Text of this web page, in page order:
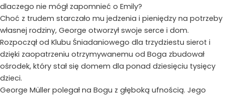
dlaczego nie mógł zapomnieć o Emily?
Choć z trudem starczało mu jedzenia i pieniędzy na potrzeby
własnej rodziny, George otworzył swoje serce i dom.
Rozpoczął od Klubu Śniadaniowego dla trzydziestu sierot i
dzięki zaopatrzeniu otrzymywanemu od Boga zbudował
ośrodek, który stał się domem dla ponad dziesięciu tysięcy
dzieci.
George Müller polegał na Bogu z głęboką ufnością. Jego